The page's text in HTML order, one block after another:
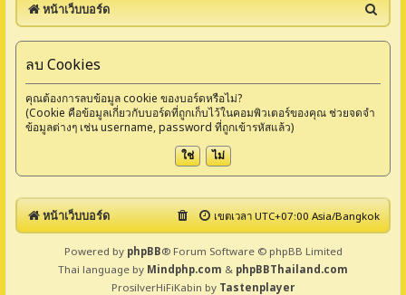
หน้าเว็บบอร์ด
น
ลบ Cookies
คุณต้องการลบข้อมูล cookie ของบอร์ดหรือไม่?
(Cookie คือข้อมูลเกี่ยวกับบอร์ดที่ถูกเก็บไว้ในคอมพิวเตอร์ของคุณ ช่วยจดจำ
ข้อมูลต่างๆ เช่น username, password ที่ถูกเข้ารหัสแล้ว)
หน้าเว็บบอร์ด เขตเวลา UTC+07:00 Asia/Bangkok
Powered by phpBB® Forum Software © phpBB Limited
Thai language by Mindphp.com & phpBBThailand.com
ProsilverHiFiKabin by Tastenplayer